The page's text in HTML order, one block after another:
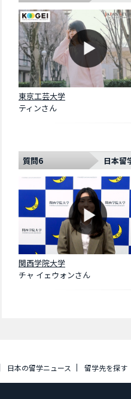
東京工芸大学
ティンさん
質問6 日本留
関西学院大学
チャ イェウォンさん
日本の留学ニュース 留学先を探す